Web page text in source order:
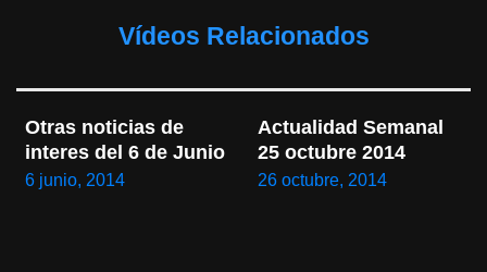
Vídeos Relacionados
Otras noticias de
interes del 6 de Junio
6 junio, 2014
Actualidad Semanal
25 octubre 2014
26 octubre, 2014